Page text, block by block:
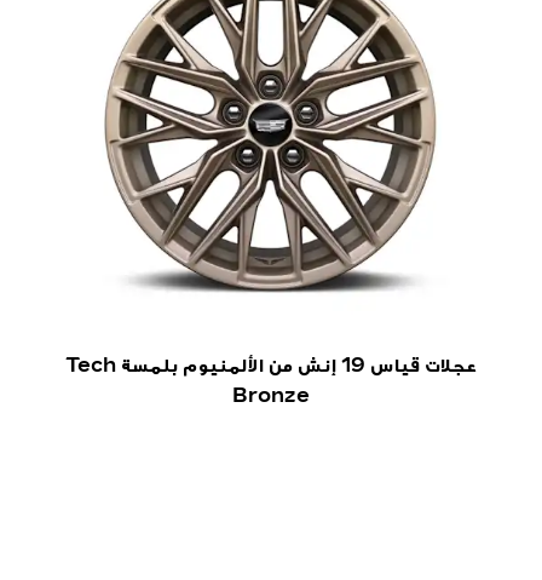
عجلات قياس 19 إنش من الألمنيوم بلمسة Tech
Bronze